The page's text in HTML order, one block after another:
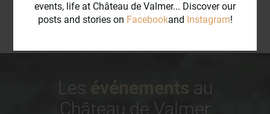
events, life at Château de Valmer... Discover our
posts and stories on Facebookand Instagram!
Les événements au
Château de Valmer